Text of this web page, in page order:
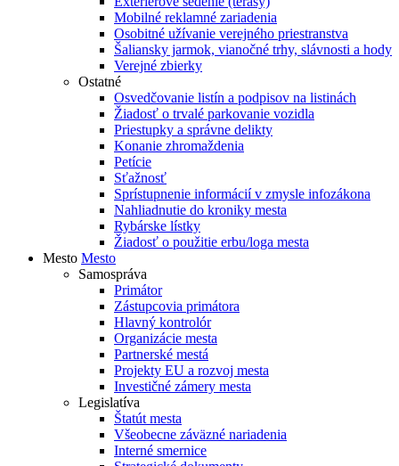
Mobilné reklamné zariadenia
Osobitné užívanie verejného priestranstva
Šaliansky jarmok, vianočné trhy, slávnosti a hody
Verejné zbierky
Ostatné
Osvedčovanie listín a podpisov na listinách
Žiadosť o trvalé parkovanie vozidla
Priestupky a správne delikty
Konanie zhromaždenia
Petície
Sťažnosť
Sprístupnenie informácií v zmysle infozákona
Nahliadnutie do kroniky mesta
Rybárske lístky
Žiadosť o použitie erbu/loga mesta
Mesto Mesto
Samospráva
Primátor
Zástupcovia primátora
Hlavný kontrolór
Organizácie mesta
Partnerské mestá
Projekty EU a rozvoj mesta
Investičné zámery mesta
Legislatíva
Štatút mesta
Všeobecne záväzné nariadenia
Interné smernice